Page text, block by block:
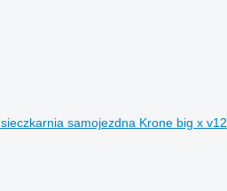
sieczkarnia samojezdna Krone big x v12